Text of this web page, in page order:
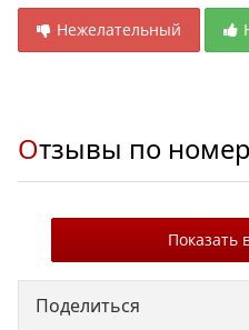
Нежелательный
Отзывы по
Показать
Поделиться